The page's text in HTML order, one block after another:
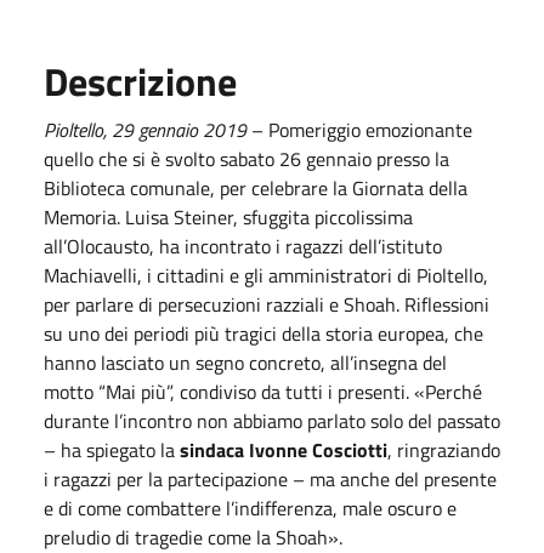
Descrizione
Pioltello, 29 gennaio2019– Pomeriggio emozionante
quello che si è svolto sabato 26 gennaio presso la
Biblioteca comunale, per celebrare la Giornata della
Memoria. Luisa Steiner, sfuggita piccolissima
all’Olocausto, ha incontrato i ragazzi dell’istituto
Machiavelli, i cittadini e gli amministratori di Pioltello,
per parlare di persecuzioni razziali e Shoah. Riflessioni
su uno dei periodi più tragici della storia europea, che
hanno lasciato un segno concreto, all’insegna del
motto “Mai più”, condiviso da tutti i presenti. «Perché
durante l’incontro non abbiamo parlato solo del passato
– ha spiegato lasindaca Ivonne Cosciotti, ringraziando
i ragazzi per la partecipazione – ma anche del presente
e di come combattere l’indifferenza, male oscuro e
preludio di tragedie come la Shoah».